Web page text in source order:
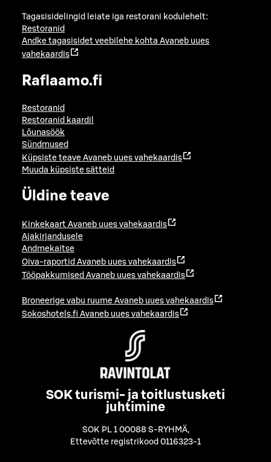
Tagasisidelingid leiate iga restorani kodulehelt:
Restoranid
Andke tagasisidet veebilehe kohta Avaneb uues
vahekaardis
Raflaamo.fi
Restoranid
Restoranid kaardil
Lõunasöök
Sündmused
Küpsiste teave Avaneb uues vahekaardis
Muuda küpsiste sätteid
Üldine teave
Kinkekaart Avaneb uues vahekaardis
Ajakirjandusele
Andmekaitse
Oiva-raportid Avaneb uues vahekaardis
Tööpakkumised Avaneb uues vahekaardis
Broneerige vabu ruume Avaneb uues vahekaardis
Sokoshotels.fi Avaneb uues vahekaardis
SOK turismi- ja toitlustusketi
juhtimine
SOK PL 1 00088 S-RYHMÄ,
Ettevõtte registrikood 0116323-1